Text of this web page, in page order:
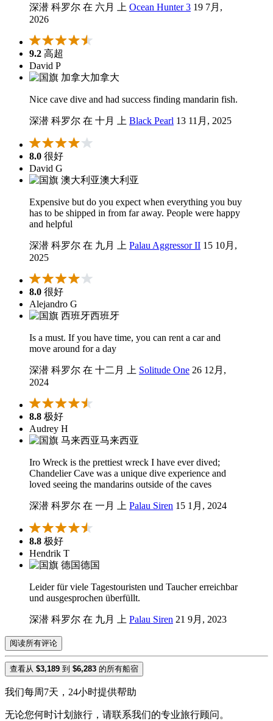
深潜 科罗尔 在 六月 上 Ocean Hunter 3 19 7月,
2026
9.2 高超
David P
加拿大
Nice cave dive and had success finding mandarin fish.
深潜 科罗尔 在 十月 上 Black Pearl 13 11月, 2025
8.0 很好
David G
澳大利亚
Expensive but do you expect when everything you buy
has to be shipped in from far away. People were happy
and helpful
深潜 科罗尔 在 九月 上 Palau Aggressor II 15 10月,
2025
8.0 很好
Alejandro G
西班牙
Is a must. If you have time, you can rent a car and
move around for a day
深潜 科罗尔 在 十二月 上 Solitude One 26 12月,
2024
8.8 极好
Audrey H
马来西亚
Iro Wreck is the prettiest wreck I have ever dived;
Chandelier Cave was a unique dive experience and
loved seeing the mandarins outside of the caves
深潜 科罗尔 在 一月 上 Palau Siren 15 1月, 2024
8.8 极好
Hendrik T
德国
Leider für viele Tagestouristen und Taucher erreichbar
und ausgesprochen überfüllt.
深潜 科罗尔 在 九月 上 Palau Siren 21 9月, 2023
阅读所有评论
查看从 $3,189 到 $6,283 的所有船宿
我们每周7天，24小时提供帮助
无论您何时计划旅行，请联系我们的专业旅行顾问。